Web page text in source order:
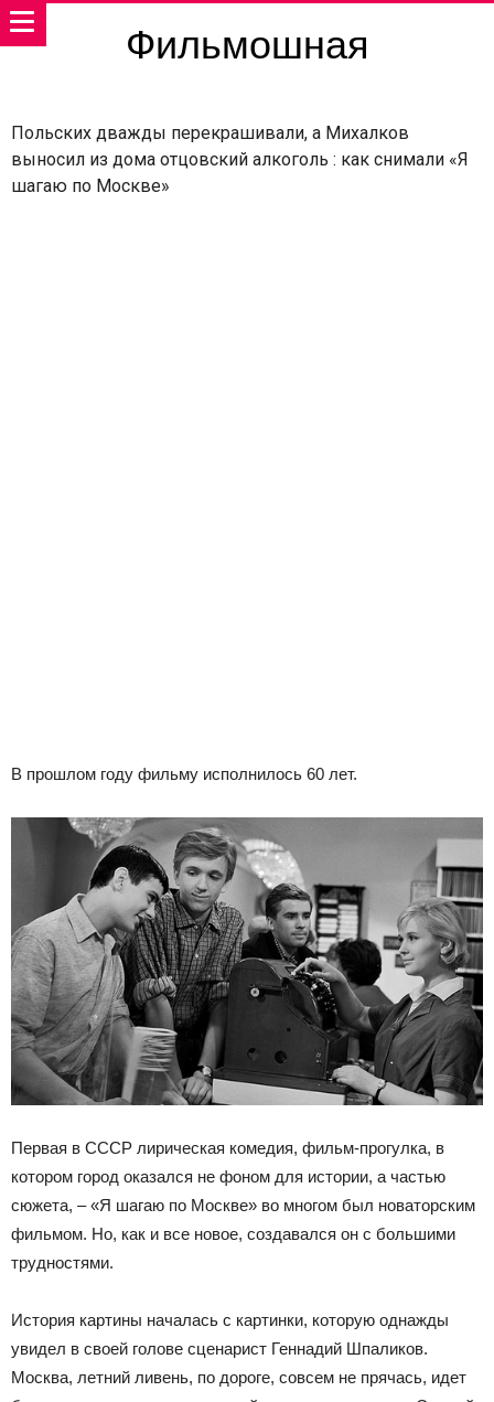
Фильмошная
Польских дважды перекрашивали, а Михалков
выносил из дома отцовский алкоголь : как снимали «Я
шагаю по Москве»
В прошлом году фильму исполнилось 60 лет.
Первая в СССР лирическая комедия, фильм-прогулка, в
котором город оказался не фоном для истории, а частью
сюжета, – «Я шагаю по Москве» во многом был новаторским
фильмом. Но, как и все новое, создавался он с большими
трудностями.
История картины началась с картинки, которую однажды
увидел в своей голове сценарист Геннадий Шпаликов.
Москва, летний ливень, по дороге, совсем не прячась, идет